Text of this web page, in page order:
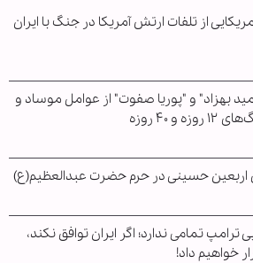
از تلفات ارتش آمریکا در جنگ با ایران
بهزاد" و "پوریا صفوت" از عوامل موساد و
۴۰ روزه
اربعین حسینی در حرم حضرت عبدالعظیم(ع)
ترامپ تمامی ندارد؛ اگر ایران توافق نکند،
خواهیم داد!